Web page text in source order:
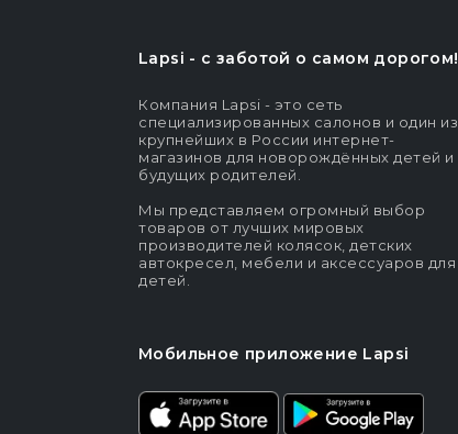
Lapsi - c заботой о самом дорогом!
Компания Lapsi - это сеть
специализированных салонов и один из
крупнейших в России интернет-
магазинов для новорождённых детей и
будущих родителей.
Мы представляем огромный выбор
товаров от лучших мировых
производителей колясок, детских
автокресел, мебели и аксессуаров для
детей.
Мобильное приложение Lapsi